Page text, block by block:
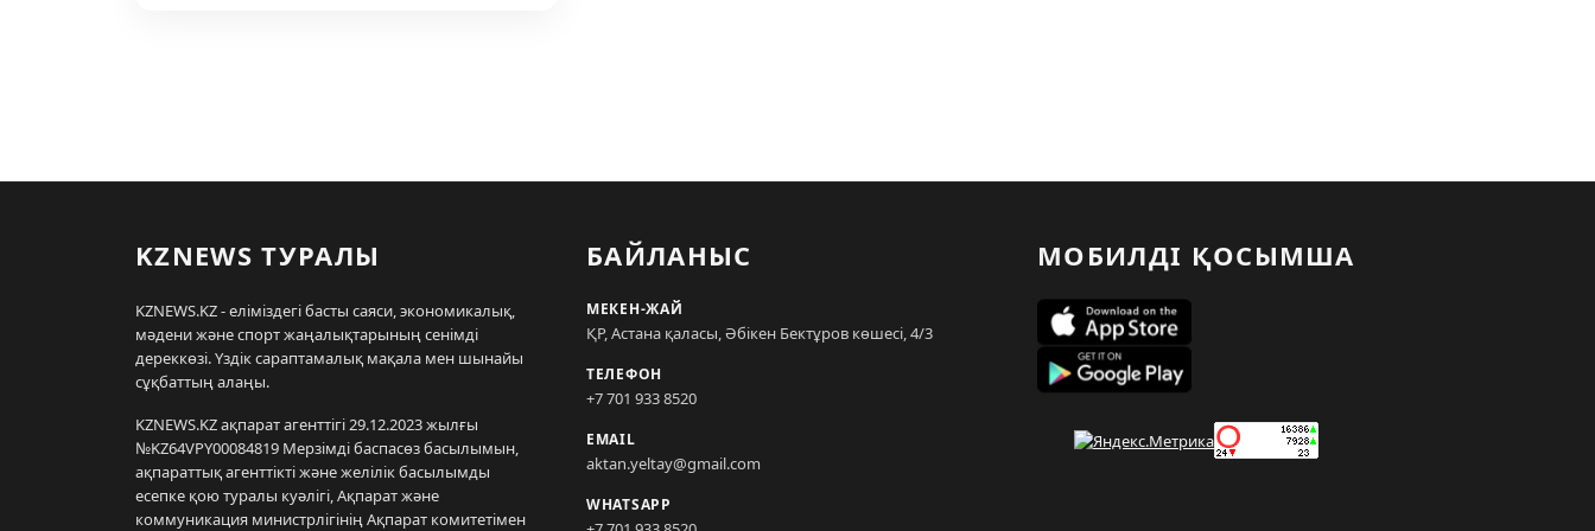
KZNEWS ТУРАЛЫ
KZNEWS.KZ - еліміздегі басты саяси, экономикалық,
мәдени және спорт жаңалықтарының сенімді
дереккөзі. Үздік сараптамалық мақала мен шынайы
сұқбаттың алаңы.
KZNEWS.KZ ақпарат агенттігі 29.12.2023 жылғы
№KZ64VPY00084819 Мерзімді баспасөз басылымын,
ақпараттық агенттікті және желілік басылымды
есепке қою туралы куәлігі, Ақпарат және
коммуникация министрлігінің Ақпарат комитетімен
БАЙЛАНЫС
МЕКЕН-ЖАЙ
ҚР, Астана қаласы, Әбікен Бектұров көшесі, 4/3
ТЕЛЕФОН
+7 701 933 8520
EMAIL
aktan.yeltay@gmail.com
WHATSAPP
МОБИЛДІ ҚОСЫМША